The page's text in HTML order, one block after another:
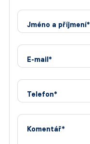
Jméno a příjmení*
E-mail*
Telefon*
Komentář*